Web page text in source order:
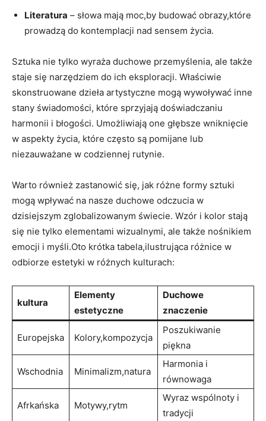
Literatura – słowa mają moc,by budować obrazy,które
prowadzą do kontemplacji nad sensem życia.
Sztuka nie tylko wyraża duchowe przemyślenia, ale także
staje się narzędziem do ich eksploracji. Właściwie
skonstruowane dzieła artystyczne mogą wywoływać inne
stany świadomości, które sprzyjają doświadczaniu
harmonii i błogości. Umożliwiają one głębsze wniknięcie
w aspekty życia, które często są pomijane lub
niezauważane w codziennej rutynie.
Warto również zastanowić się, jak różne formy sztuki
mogą wpływać na nasze duchowe odczucia w
dzisiejszym zglobalizowanym świecie. Wzór i kolor stają
się nie tylko elementami wizualnymi, ale także nośnikiem
emocji i myśli.Oto krótka tabela,ilustrująca różnice w
odbiorze estetyki w różnych kulturach:
kultura
Elementy
estetyczne
Duchowe
znaczenie
Europejska Kolory,kompozycja
Poszukiwanie
piękna
Wschodnia Minimalizm,natura
Harmonia i
równowaga
Afrkańska Motywy,rytm
Wyraz wspólnoty i
tradycji